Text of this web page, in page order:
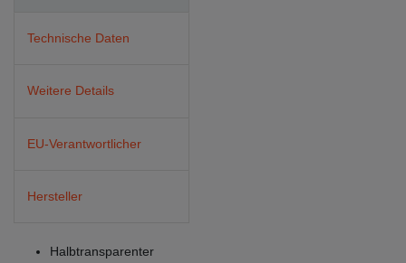
Technische Daten
Weitere Details
EU-Verantwortlicher
Hersteller
Halbtransparenter